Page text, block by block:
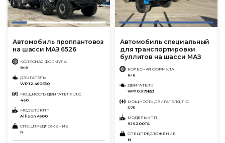
Автомобиль проппантовоз
на шасси МАЗ 6526
КОЛЕСНАЯ ФОРМУЛА
8×8
ДВИГАТЕЛЬ
WP 12.460Е50
МОЩНОСТЬ ДВИГАТЕЛЯ, Л.С.
460
МОДЕЛЬ КПП
Allison 4500
СПЕЦПРЕДЛОЖЕНИЕ
N
Автомобиль специальный
для транспортировки
буллитов на шасси МАЗ
КОЛЕСНАЯ ФОРМУЛА
6×6
ДВИГАТЕЛЬ
WP10.375E53
МОЩНОСТЬ ДВИГАТЕЛЯ, Л.С.
375
МОДЕЛЬ КПП
9JS200TA
СПЕЦПРЕДЛОЖЕНИЕ
N